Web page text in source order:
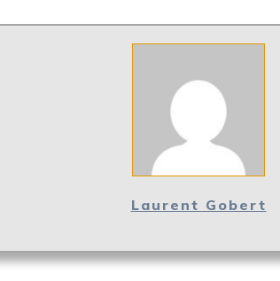
Laurent Gobert